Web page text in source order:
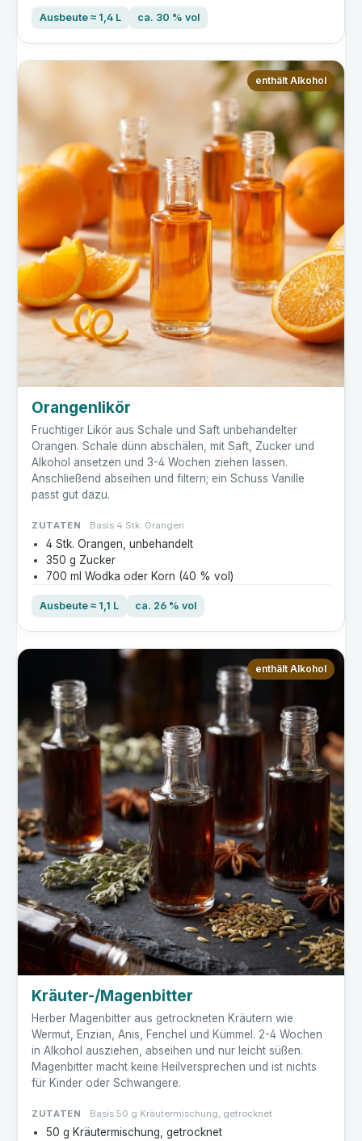
Ausbeute ≈ 1,4 L ca. 30 % vol
enthält Alkohol
Orangenlikör
Fruchtiger Likör aus Schale und Saft unbehandelter
Orangen. Schale dünn abschälen, mit Saft, Zucker und
Alkohol ansetzen und 3-4 Wochen ziehen lassen.
Anschließend abseihen und filtern; ein Schuss Vanille
passt gut dazu.
ZUTATEN Basis 4 Stk. Orangen
4 Stk. Orangen, unbehandelt
350 g Zucker
700 ml Wodka oder Korn (40 % vol)
Ausbeute ≈ 1,1 L ca. 26 % vol
enthält Alkohol
Kräuter-/Magenbitter
Herber Magenbitter aus getrockneten Kräutern wie
Wermut, Enzian, Anis, Fenchel und Kümmel. 2-4 Wochen
in Alkohol ausziehen, abseihen und nur leicht süßen.
Magenbitter macht keine Heilversprechen und ist nichts
für Kinder oder Schwangere.
ZUTATEN Basis 50 g Kräutermischung, getrocknet
50 g Kräutermischung, getrocknet